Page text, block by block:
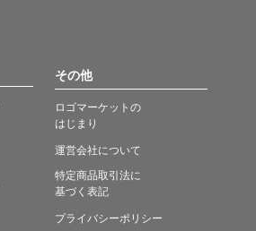
その他
ロゴマーケットの
はじまり
運営会社について
特定商品取引法に
基づく表記
プライバシーポリシー